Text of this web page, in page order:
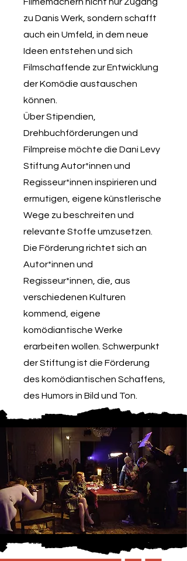
zu Danis Werk, sondern schafft
auch ein Umfeld, in dem neue
Ideen entstehen und sich
Filmschaffende zur Entwicklung
der Komödie austauschen
können.
Über Stipendien,
Drehbuchförderungen und
Filmpreise möchte die Dani Levy
Stiftung Autor*innen und
Regisseur*innen inspirieren und
ermutigen, eigene künstlerische
Wege zu beschreiten und
relevante Stoffe umzusetzen.
Die Förderung richtet sich an
Autor*innen und
Regisseur*innen, die, aus
verschiedenen Kulturen
kommend, eigene
komödiantische Werke
erarbeiten wollen. Schwerpunkt
der Stiftung ist die Förderung
des komödiantischen Schaffens,
des Humors in Bild und Ton.